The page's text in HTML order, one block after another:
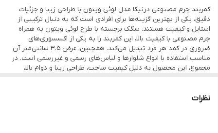
کمربند چرم مصنوعی درنیکا مدل لوئی ویتون با طراحی زیبا و جزئیات
دقیق، یکی از بهترین گزینه‌ها برای افرادی است که به دنبال ترکیبی از
استایل و کیفیت هستند. سگک برجسته با طرح لوئی ویتون به همراه
چرم مصنوعی با کیفیت بالا، این کمربند را به یکی از اکسسوری‌های
ضروری در کمد هر فرد تبدیل می‌کند. همچنین، عرض ۳.۵ سانتی‌متر آن
مناسب استفاده با انواع شلوارها و لباس‌های رسمی و غیررسمی است. در
مجموع، این محصول به دلیل کیفیت ساخت، طراحی زیبا و دوام بالا،
نظرات